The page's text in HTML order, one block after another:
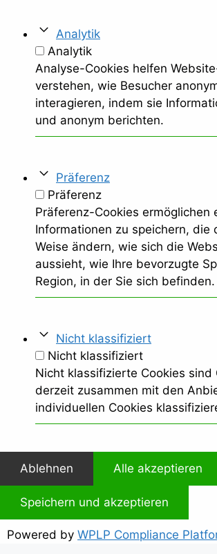
Analytik
Analytik
Analyse-Cookies helfen
verstehen, wie Besucher
interagieren, indem sie
und anonym berichten.
Präferenz
Präferenz
Präferenz-Cookies ermöglichen
Informationen zu speichern, die
Weise ändern, wie sich die
aussieht, wie Ihre bevorzugte
Region, in der Sie sich befinden.
Nicht klassifiziert
Nicht klassifiziert
Nicht klassifizierte Cookies sind
derzeit zusammen mit den
individuellen Cookies
Ablehnen Alle akzeptieren
Speichern und akzeptieren
Powered by WPLP Compliance